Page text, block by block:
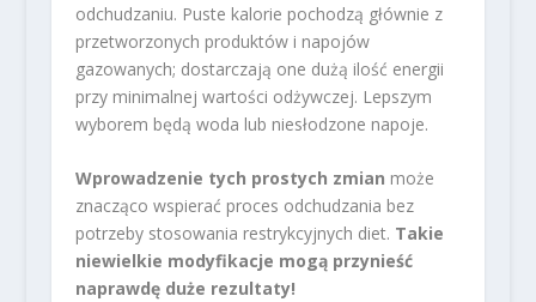
odchudzaniu. Puste kalorie pochodzą głównie z
przetworzonych produktów i napojów
gazowanych; dostarczają one dużą ilość energii
przy minimalnej wartości odżywczej. Lepszym
wyborem będą woda lub niesłodzone napoje.
Wprowadzenie tych prostych zmian może
znacząco wspierać proces odchudzania bez
potrzeby stosowania restrykcyjnych diet. Takie
niewielkie modyfikacje mogą przynieść
naprawdę duże rezultaty!